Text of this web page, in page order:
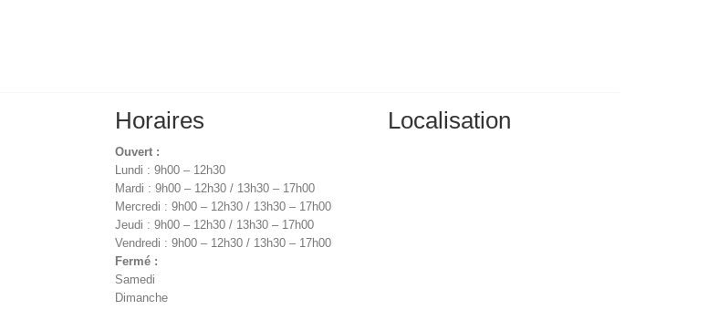
Horaires
Ouvert :
Lundi : 9h00 – 12h30
Mardi : 9h00 – 12h30 / 13h30 – 17h00
Mercredi : 9h00 – 12h30 / 13h30 – 17h00
Jeudi : 9h00 – 12h30 / 13h30 – 17h00
Vendredi : 9h00 – 12h30 / 13h30 – 17h00
Fermé :
Samedi
Dimanche
Localisation